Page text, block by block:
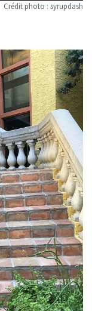
Crédit photo : syrupdash